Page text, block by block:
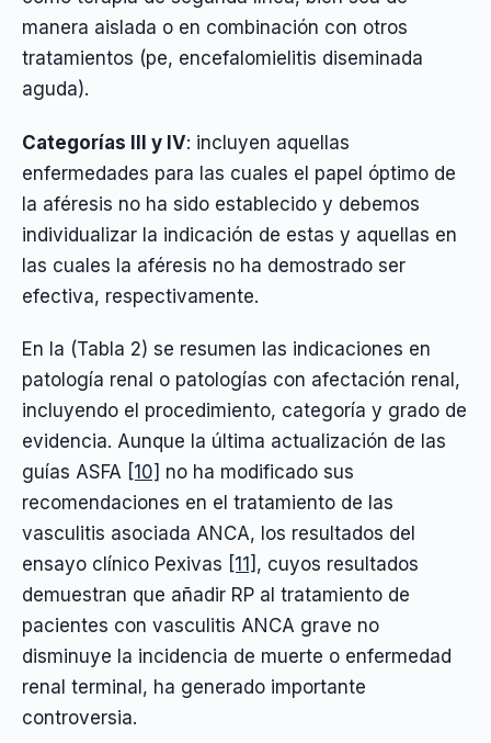
manera aislada o en combinación con otros
tratamientos (pe, encefalomielitis diseminada
aguda).
Categorías III y IV: incluyen aquellas
enfermedades para las cuales el papel óptimo de
la aféresis no ha sido establecido y debemos
individualizar la indicación de estas y aquellas en
las cuales la aféresis no ha demostrado ser
efectiva, respectivamente.
En la (Tabla 2) se resumen las indicaciones en
patología renal o patologías con afectación renal,
incluyendo el procedimiento, categoría y grado de
evidencia. Aunque la última actualización de las
guías ASFA [10] no ha modificado sus
recomendaciones en el tratamiento de las
vasculitis asociada ANCA, los resultados del
ensayo clínico Pexivas [11] , cuyos resultados
demuestran que añadir RP al tratamiento de
pacientes con vasculitis ANCA grave no
disminuye la incidencia de muerte o enfermedad
renal terminal, ha generado importante
controversia.